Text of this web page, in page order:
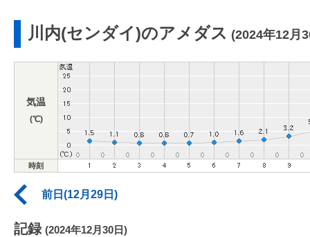
川内(センダイ)のアメダス (2024年12月
気温
(℃)
時刻
前日(12月29日)
記録 (2024年12月30日)